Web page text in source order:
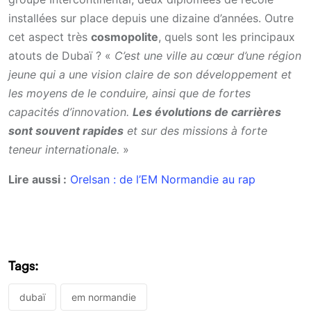
installées sur place depuis une dizaine d’années. Outre
cet aspect très cosmopolite, quels sont les principaux
atouts de Dubaï ? « C’est une ville au cœur d’une région
jeune qui a une vision claire de son développement et
les moyens de le conduire, ainsi que de fortes
capacités d’innovation. Les évolutions de carrières
sont souvent rapides et sur des missions à forte
teneur internationale. »
Lire aussi : Orelsan : de l’EM Normandie au rap
Tags:
dubaï em normandie